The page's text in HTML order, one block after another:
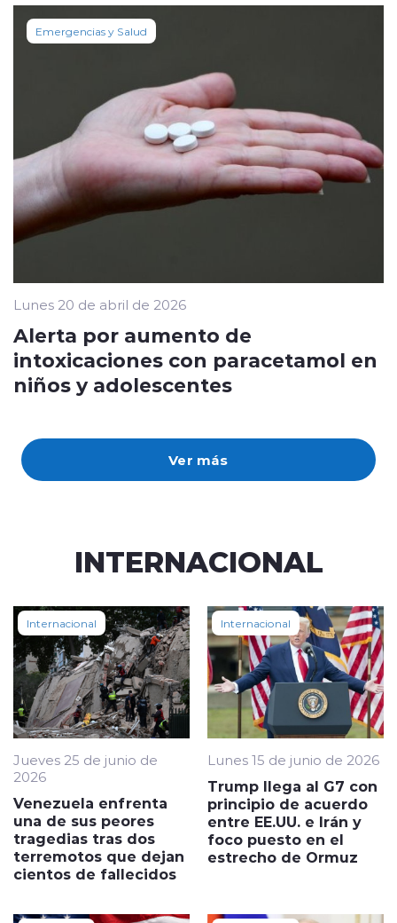
Ver más
Emergencias y Salud
Lunes 20 de abril de 2026
Alerta por aumento de
intoxicaciones con paracetamol en
niños y adolescentes
INTERNACIONAL
Internacional
Jueves 25 de junio de
2026
Venezuela enfrenta
una de sus peores
tragedias tras dos
terremotos que dejan
cientos de fallecidos
Internacional
Lunes 15 de junio de 2026
Trump llega al G7 con
principio de acuerdo
entre EE.UU. e Irán y
foco puesto en el
estrecho de Ormuz